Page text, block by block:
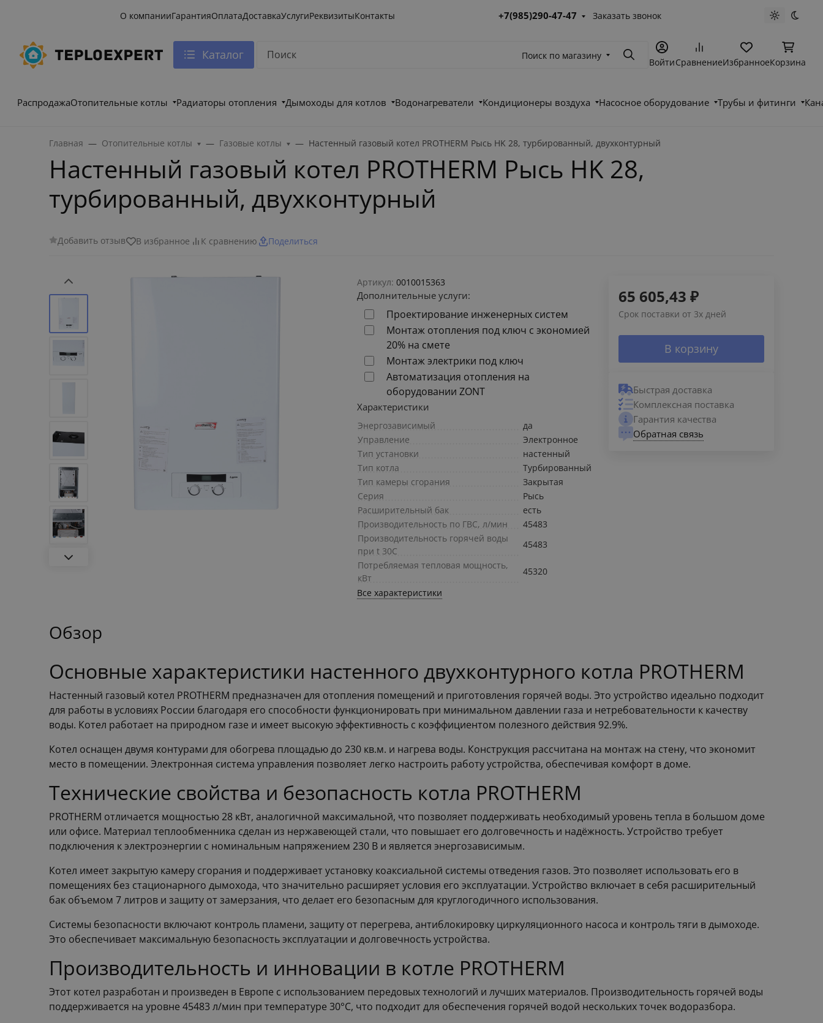
О компанииГарантияОплатаДоставкаУслугиРеквизитыКонтакты +7(985)290-47-47 Заказать звонок Светлая
Каталог Поиск по магазину ПоискВойтиСравнениеИзбранноеКорзина
РаспродажаОтопительные котлы Радиаторы отопления Дымоходы для котлов Водонагреватели Кондиционеры воздуха Насосное оборудование Трубы и фитинги
Главная Отопительные котлы Газовые котлы Настенный газовый котел PROTHERM Рысь HK 28, турбированный, двухконтурный
Настенный газовый котел PROTHERM Рысь HK 28,
турбированный, двухконтурный
Добавить отзыв В избранное К сравнению Поделиться
Артикул: 0010015363
Дополнительные услуги:
Проектирование инженерных систем
Монтаж отопления под ключ с экономией
20% на смете
Монтаж электрики под ключ
Автоматизация отопления на
оборудовании ZONT
Характеристики
Энергозависимый
да
Управление
Электронное
Тип установки
настенный
Тип котла
Турбированный
Тип камеры сгорания
Закрытая
Серия
Рысь
Расширительный бак
есть
Производительность по ГВС, л/мин
45483
Производительность горячей воды
при t 30C
45483
Потребляемая тепловая мощность,
кВт
45320
Все характеристики
65 605,43 ₽
Срок поставки от 3х дней
В корзину
Быстрая доставка
Комплексная поставка
Гарантия качества
Обратная связь
Обзор
Основные характеристики настенного двухконтурного котла PROTHERM
Настенный газовый котел PROTHERM предназначен для отопления помещений и приготовления горячей воды. Это устройство идеально подходит
для работы в условиях России благодаря его способности функционировать при минимальном давлении газа и нетребовательности к качеству
воды. Котел работает на природном газе и имеет высокую эффективность с коэффициентом полезного действия 92.9%.
Котел оснащен двумя контурами для обогрева площадью до 230 кв.м. и нагрева воды. Конструкция рассчитана на монтаж на стену, что экономит
место в помещении. Электронная система управления позволяет легко настроить работу устройства, обеспечивая комфорт в доме.
Технические свойства и безопасность котла PROTHERM
PROTHERM отличается мощностью 28 кВт, аналогичной максимальной, что позволяет поддерживать необходимый уровень тепла в большом доме
или офисе. Материал теплообменника сделан из нержавеющей стали, что повышает его долговечность и надёжность. Устройство требует
подключения к электроэнергии с номинальным напряжением 230 В и является энергозависимым.
Котел имеет закрытую камеру сгорания и поддерживает установку коаксиальной системы отведения газов. Это позволяет использовать его в
помещениях без стационарного дымохода, что значительно расширяет условия его эксплуатации. Устройство включает в себя расширительный
бак объемом 7 литров и защиту от замерзания, что делает его безопасным для круглогодичного использования.
Системы безопасности включают контроль пламени, защиту от перегрева, антиблокировку циркуляционного насоса и контроль тяги в дымоходе.
Это обеспечивает максимальную безопасность эксплуатации и долговечность устройства.
Производительность и инновации в котле PROTHERM
Этот котел разработан и произведен в Европе с использованием передовых технологий и лучших материалов. Производительность горячей воды
поддерживается на уровне 45483 л/мин при температуре 30°C, что подходит для обеспечения горячей водой нескольких точек водоразбора.